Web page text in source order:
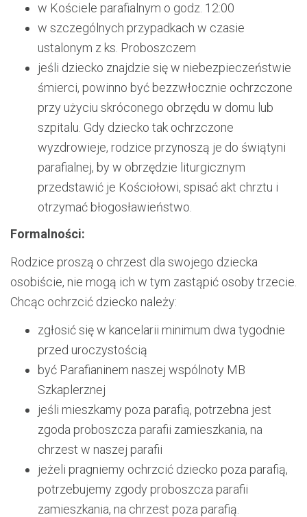
w Kościele parafialnym o godz. 12:00
w szczególnych przypadkach w czasie
ustalonym z ks. Proboszczem
jeśli dziecko znajdzie się w niebezpieczeństwie
śmierci, powinno być bezzwłocznie ochrzczone
przy użyciu skróconego obrzędu w domu lub
szpitalu. Gdy dziecko tak ochrzczone
wyzdrowieje, rodzice przynoszą je do świątyni
parafialnej, by w obrzędzie liturgicznym
przedstawić je Kościołowi, spisać akt chrztu i
otrzymać błogosławieństwo.
Formalności:
Rodzice proszą o chrzest dla swojego dziecka
osobiście, nie mogą ich w tym zastąpić osoby trzecie.
Chcąc ochrzcić dziecko należy:
zgłosić się w kancelarii minimum dwa tygodnie
przed uroczystością
być Parafianinem naszej wspólnoty MB
Szkaplerznej
jeśli mieszkamy poza parafią, potrzebna jest
zgoda proboszcza parafii zamieszkania, na
chrzest w naszej parafii
jeżeli pragniemy ochrzcić dziecko poza parafią,
potrzebujemy zgody proboszcza parafii
zamieszkania, na chrzest poza parafią.